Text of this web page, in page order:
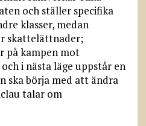
och ställer specifika
klasser, medan
skattelättnader;
på kampen mot
i nästa läge uppstår en
ska börja med att ändra
talar om